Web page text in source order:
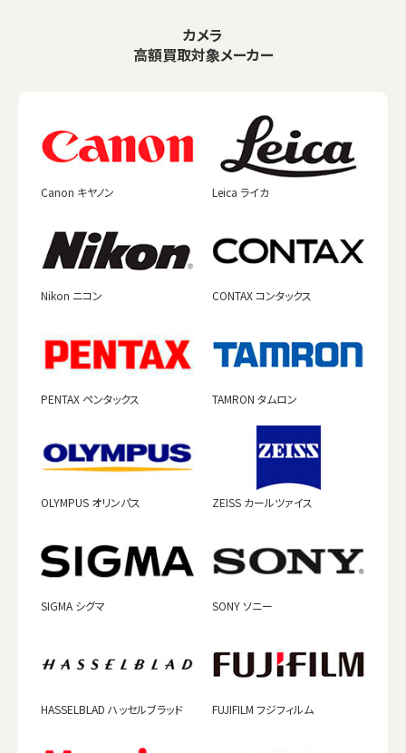
カメラ
高額買取対象メーカー
Canon キヤノン Leica ライカ
Nikon ニコン CONTAX コンタックス
PENTAX ペンタックス TAMRON タムロン
OLYMPUS オリンパス ZEISS カールツァイス
SIGMA シグマ SONY ソニー
HASSELBLAD ハッセルブラッド FUJIFILM フジフィルム